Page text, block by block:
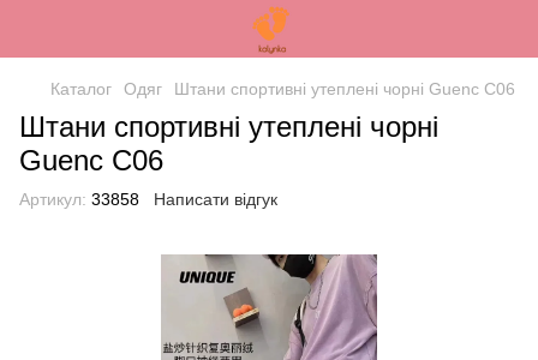
Каталог Одяг Штани спортивні утеплені чорні Guenc С06
Штани спортивні утеплені чорні
Guenc С06
Артикул: 33858 Написати відгук